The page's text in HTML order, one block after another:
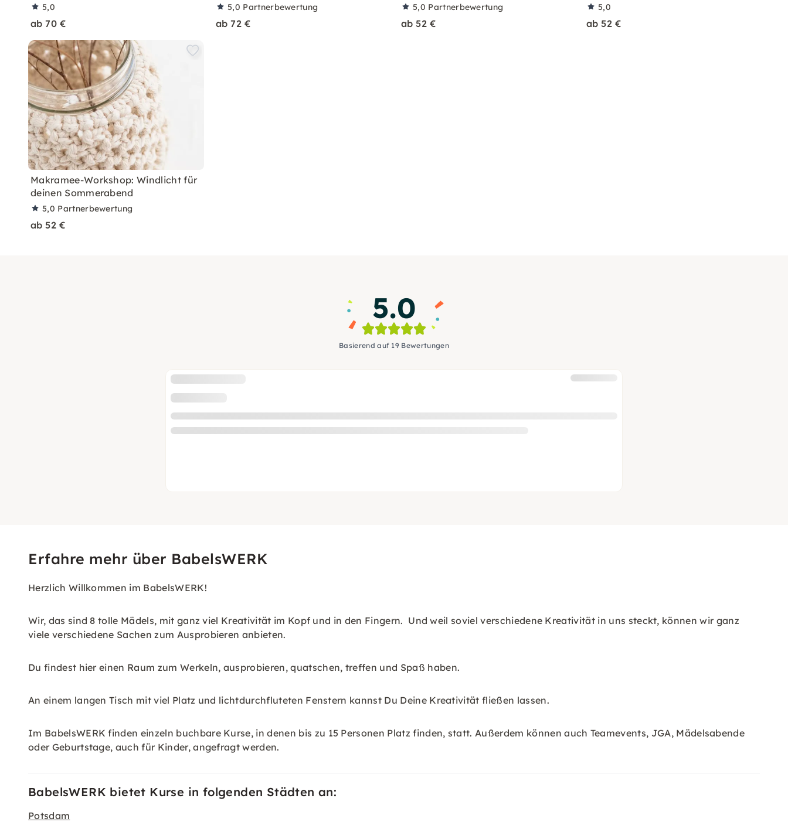
5,0
ab 70 €
5,0 Partnerbewertung
ab 72 €
5,0 Partnerbewertung
ab 52 €
5,0
ab 52 €
Makramee-Workshop: Windlicht für
deinen Sommerabend
5,0 Partnerbewertung
ab 52 €
5.0
Basierend auf 19 Bewertungen
Erfahre mehr über BabelsWERK
Herzlich Willkommen im BabelsWERK!
Wir, das sind 8 tolle Mädels, mit ganz viel Kreativität im Kopf und in den Fingern. Und weil soviel verschiedene Kreativität in uns steckt, können wir ganz
viele verschiedene Sachen zum Ausprobieren anbieten.
Du findest hier einen Raum zum Werkeln, ausprobieren, quatschen, treffen und Spaß haben.
An einem langen Tisch mit viel Platz und lichtdurchfluteten Fenstern kannst Du Deine Kreativität fließen lassen.
Im BabelsWERK finden einzeln buchbare Kurse, in denen bis zu 15 Personen Platz finden, statt. Außerdem können auch Teamevents, JGA, Mädelsabende
oder Geburtstage, auch für Kinder, angefragt werden.
BabelsWERK bietet Kurse in folgenden Städten an:
Potsdam